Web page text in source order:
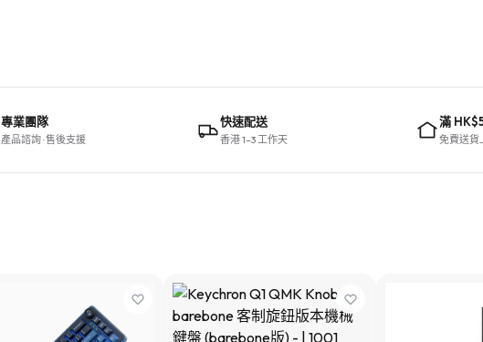
專業團隊
產品諮詢 · 售後支援
快速配送
香港 1–3 工作天
滿
免費送貨